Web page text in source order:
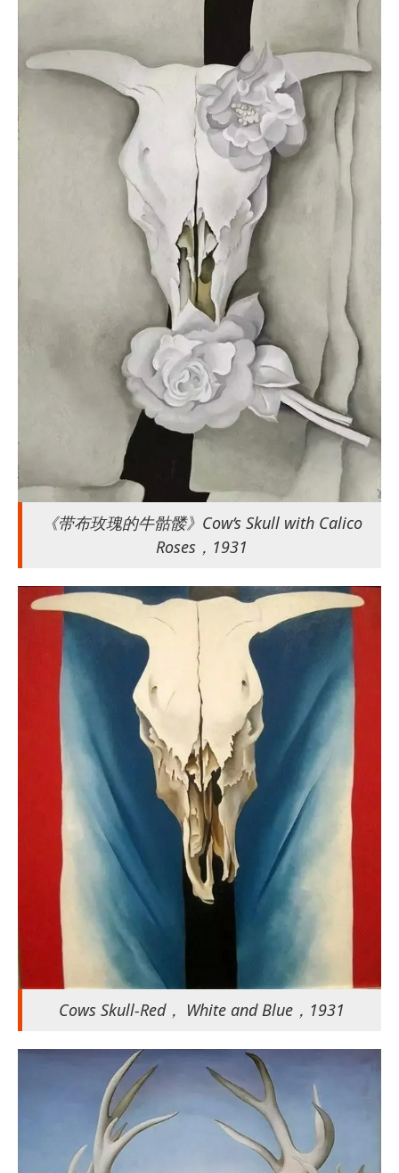
《带布玫瑰的牛骷髅》Cow‘s Skull with Calico
Roses，1931
Cows Skull-Red， White and Blue，1931